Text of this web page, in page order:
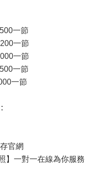
一節
一節
一節
一節
一節
官網
】一對一在線為你服務